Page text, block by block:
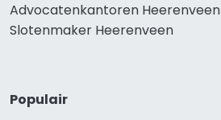
Advocatenkantoren Heerenveen
Slotenmaker Heerenveen
Populair